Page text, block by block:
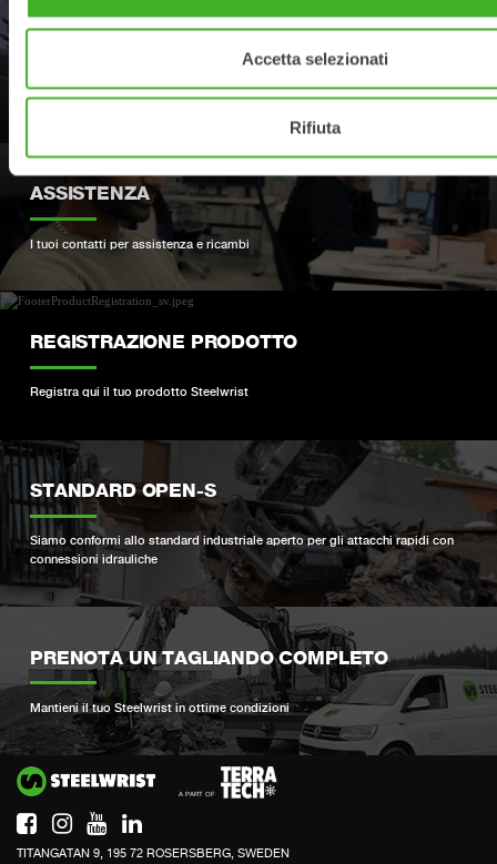
Accetta selezionati
Rifiuta
Trova il rivenditore Steelwrist più vicino
ASSISTENZA
I tuoi contatti per assistenza e ricambi
REGISTRAZIONE PRODOTTO
Registra qui il tuo prodotto Steelwrist
STANDARD OPEN-S
Siamo conformi allo standard industriale aperto per gli attacchi rapidi con
connessioni idrauliche
PRENOTA UN TAGLIANDO COMPLETO
Mantieni il tuo Steelwrist in ottime condizioni
TITANGATAN 9, 195 72 ROSERSBERG, SWEDEN